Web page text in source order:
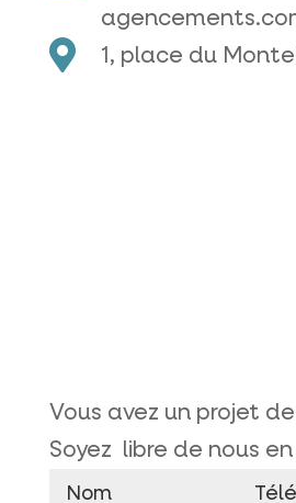
 1, place du
Vous avez un projet
Soyez libre de nous